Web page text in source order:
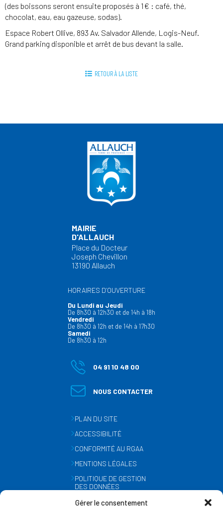
Gérer le consentement
(des boissons seront ensuite proposés à 1€ : café, thé,
chocolat, eau, eau gazeuse, sodas).
Espace Robert Ollive, 893 Av. Salvador Allende, Logis-Neuf.
Grand parking disponible et arrêt de bus devant la salle.
RETOUR À LA LISTE
MAIRIE
D'ALLAUCH
Place du Docteur
Joseph Chevillon
13190 Allauch
HORAIRES D’OUVERTURE
Du Lundi au Jeudi
De 8h30 à 12h30 et de 14h à 18h
Vendredi
De 8h30 à 12h et de 14h à 17h30
Samedi
De 8h30 à 12h
04 91 10 48 00
NOUS CONTACTER
PLAN DU SITE
ACCESSIBILITÉ
CONFORMITÉ AU RGAA
MENTIONS LÉGALES
POLITIQUE DE GESTION
DES DONNÉES